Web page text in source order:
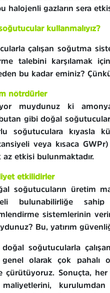
halojenli gazların sera
kullanmalıyız?
çalışan soğutma
talebini karşılamak
bu kadar eminiz?
nötrdürler
muydunuz ki
gibi doğal
soğutuculara kıyasla
veya kısaca
az etkisi bulunmaktadır.
etkilidirler
soğutucuların üretim
bulunabilirliğe
sistemlerinin
Bu, yatırım
doğal soğutucularla
genel olarak çok pahalı
çürütüyoruz. Sonuçta,